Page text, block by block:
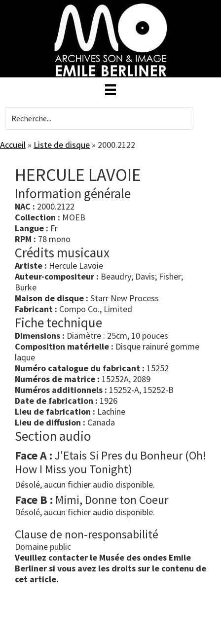
Accueil » Liste de disque » 2000.2122
HERCULE LAVOIE
Information générale
NAC : 2000.2122
Collection : MOEB
Langue : Fr
RPM : 78 mono
Crédits musicaux
Artiste : Hercule Lavoie
Auteur-compositeur : Beaudry; Davis; Fisher;
Burke
Maison de disque : Starr New Process
Fabricant : Compo Co., Limited
Fiche technique
Dimensions : Diamètre : 25cm, 10 pouces
Composition matérielle : Disque rainuré gomme
laque
Numéro catalogue du fabricant : 15252
Numéros de matrice : 15252A, 2089
Numéros additionnels : 15252-A, 15252-B
Date de fabrication : 1926
Lieu de fabrication : Lachine
Lieu de diffusion : Canada
Section audio
Face A :J'Etais Si Pres du Bonheur (Oh!
How I Miss you Tonight)
Désolé, aucun fichier audio disponible.
Face B : Mimi, Donne ton Coeur
Désolé, aucun fichier audio disponible.
Clause de non-responsabilité
Domaine public
Veuillez contacter le Musée des ondes Emile
Berliner si vous avez les droits sur le contenu de
cet article.